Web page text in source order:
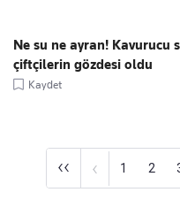
Ne su ne ayran! Kavurucu
çiftçilerin gözdesi oldu
Kaydet
‹‹ ‹ 1 2